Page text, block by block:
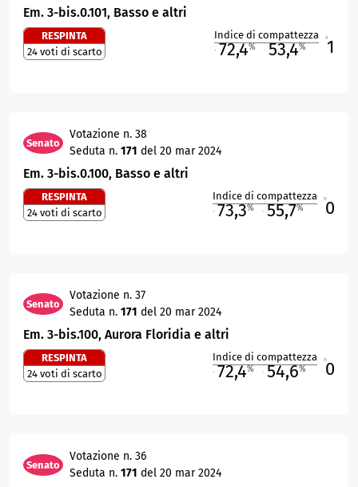
Em. 3-bis.0.101, Basso e altri
RESPINTA
24 voti di scarto
Indice di compattezza
72,4% 53,4% 1
Senato
Votazione n. 38
Seduta n. 171 del 20 mar 2024
Em. 3-bis.0.100, Basso e altri
RESPINTA
24 voti di scarto
Indice di compattezza
73,3% 55,7% 0
Senato
Votazione n. 37
Seduta n. 171 del 20 mar 2024
Em. 3-bis.100, Aurora Floridia e altri
RESPINTA
24 voti di scarto
Indice di compattezza
72,4% 54,6% 0
Senato
Votazione n. 36
Seduta n. 171 del 20 mar 2024